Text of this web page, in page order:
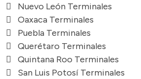
Nuevo León Terminales
Oaxaca Terminales
Puebla Terminales
Querétaro Terminales
Quintana Roo Terminales
San Luis Potosí Terminales